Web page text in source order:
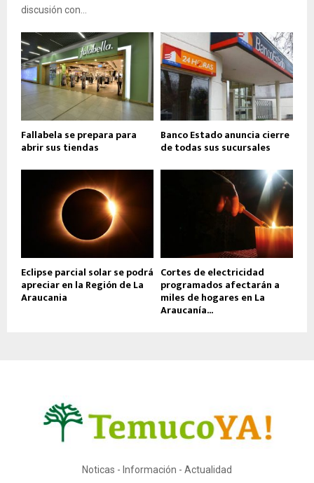
discusión con...
Fallabela se prepara para
abrir sus tiendas
Banco Estado anuncia cierre
de todas sus sucursales
Eclipse parcial solar se podrá
apreciar en la Región de La
Araucania
Cortes de electricidad
programados afectarán a
miles de hogares en La
Araucanía...
Noticas - Información - Actualidad